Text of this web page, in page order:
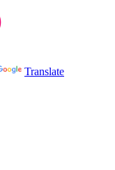
Translate